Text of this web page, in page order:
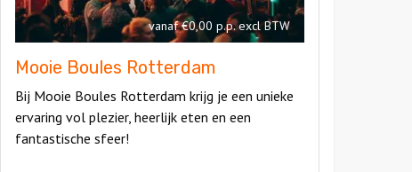
vanaf €0,00 p.p. excl BTW
Mooie Boules Rotterdam
Bij Mooie Boules Rotterdam krijg je een unieke
ervaring vol plezier, heerlijk eten en een
fantastische sfeer!